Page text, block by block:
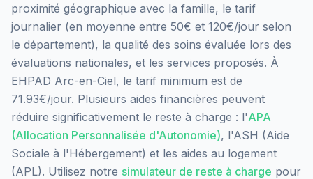
proximité géographique avec la famille, le tarif
journalier (en moyenne entre 50€ et 120€/jour selon
le département), la qualité des soins évaluée lors des
évaluations nationales, et les services proposés. À
EHPAD Arc-en-Ciel, le tarif minimum est de
71.93€/jour. Plusieurs aides financières peuvent
réduire significativement le reste à charge : l'APA
(Allocation Personnalisée d'Autonomie), l'ASH (Aide
Sociale à l'Hébergement) et les aides au logement
(APL). Utilisez notre simulateur de reste à charge pour